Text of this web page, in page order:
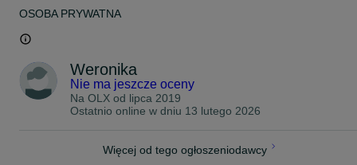
OSOBA PRYWATNA
Weronika
Nie ma jeszcze oceny
Na OLX od lipca 2019
Ostatnio online w dniu 13 lutego 2026
Więcej od tego ogłoszeniodawcy